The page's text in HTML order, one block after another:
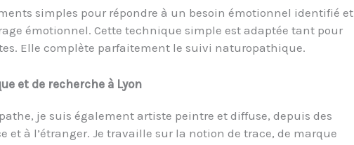
simples pour répondre à un besoin émotionnel identifié et
émotionnel. Cette technique simple est adaptée tant pour
Elle complète parfaitement le suivi naturopathique.
et de recherche à Lyon
je suis également artiste peintre et diffuse, depuis des
et à l’étranger. Je travaille sur la notion de trace, de marque